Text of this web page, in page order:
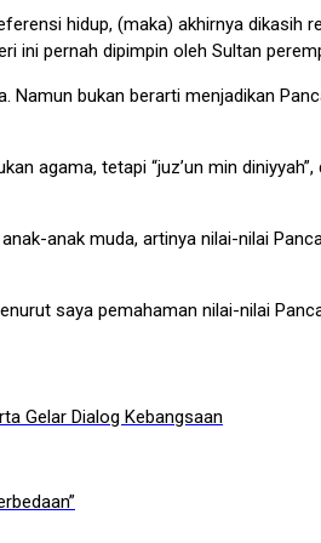
hidup, (maka) akhirnya
ini pernah dipimpin oleh Sultan
Namun bukan berarti menjadikan
agama, tetapi “juz’un min
anak muda, artinya nilai-nilai
saya pemahaman nilai-nilai
Gelar Dialog Kebangsaan